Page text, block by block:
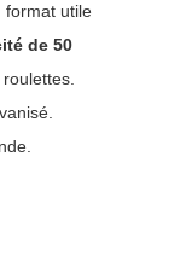
format utile
de 50
roulettes.